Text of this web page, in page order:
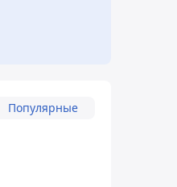
Популярные